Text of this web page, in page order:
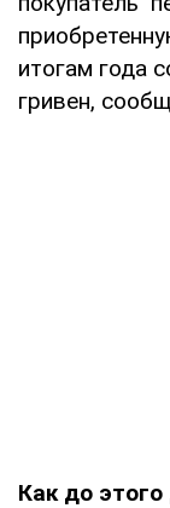
итогам года
гривен,
Как до